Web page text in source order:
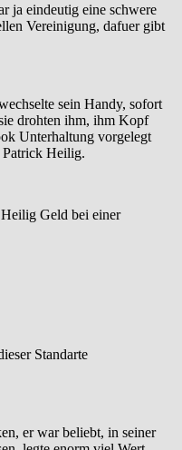
ja eindeutig eine schwere
Vereinigung, dafuer gibt
sein Handy, sofort
drohten ihm, ihm Kopf
Unterhaltung vorgelegt
Patrick Heilig.
Geld bei einer
Standarte
er war beliebt, in seiner